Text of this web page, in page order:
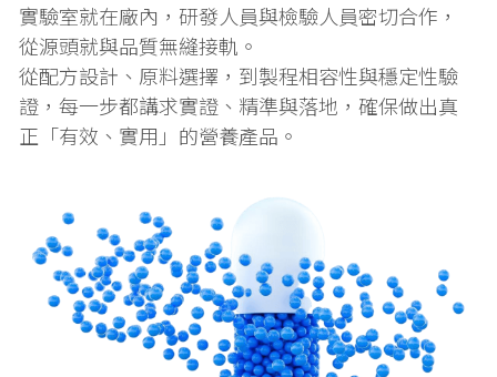
實驗室就在廠內，研發人員與檢驗人員密切合作，
從源頭就與品質無縫接軌。
從配方設計、原料選擇，到製程相容性與穩定性驗
證，每一步都講求實證、精準與落地，確保做出真
正「有效、實用」的營養產品。